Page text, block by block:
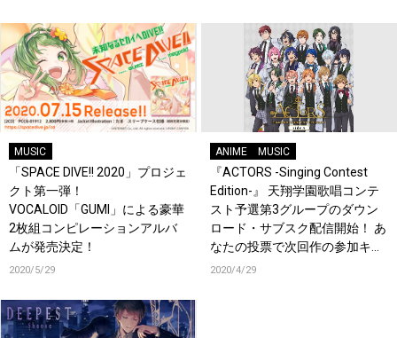
MUSIC
「SPACE DIVE!! 2020」プロジェ
クト第一弾！
VOCALOID「GUMI」による豪華
2枚組コンピレーションアルバ
ムが発売決定！
2020/5/29
ANIME MUSIC
『ACTORS -Singing Contest
Edition-』 天翔学園歌唱コンテ
スト予選第3グループのダウン
ロード・サブスク配信開始！ あ
なたの投票で次回作の参加キャ
ラが決まる！ #stayhomeweek
2020/4/29